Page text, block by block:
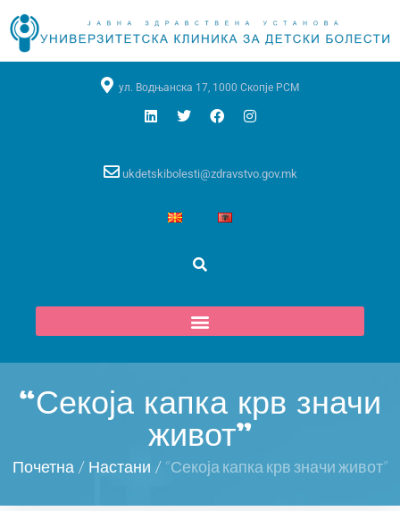
ул. Водњанска 17, 1000 Скопје РСМ
ukdetskibolesti@zdravstvo.gov.mk
“Секоја капка крв значи
живот”
Почетна / Настани / “Секоја капка крв значи живот”